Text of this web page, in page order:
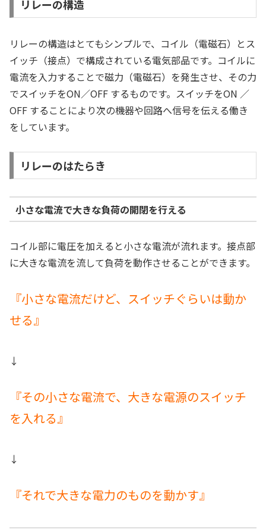
リレーの構造
リレーの構造はとてもシンプルで、コイル（電磁石）とス
イッチ（接点）で構成されている電気部品です。コイルに
電流を入力することで磁力（電磁石）を発生させ、その力
でスイッチをON／OFF するものです。スイッチをON ／
OFF することにより次の機器や回路へ信号を伝える働き
をしています。
リレーのはたらき
小さな電流で大きな負荷の開閉を行える
コイル部に電圧を加えると小さな電流が流れます。接点部
に大きな電流を流して負荷を動作させることができます。
『小さな電流だけど、スイッチぐらいは動か
せる』
↓
『その小さな電流で、大きな電源のスイッチ
を入れる』
↓
『それで大きな電力のものを動かす』